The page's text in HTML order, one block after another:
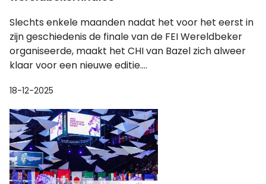
Slechts enkele maanden nadat het voor het eerst in
zijn geschiedenis de finale van de FEI Wereldbeker
organiseerde, maakt het CHI van Bazel zich alweer
klaar voor een nieuwe editie....
18-12-2025